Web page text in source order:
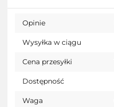
Opinie
Wysyłka w ciągu
Cena przesyłki
Dostępność
Waga